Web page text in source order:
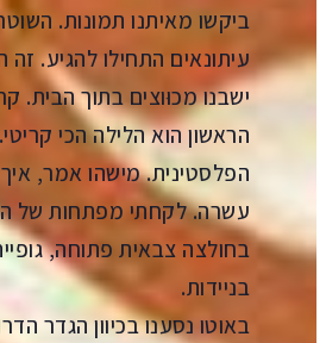
ביקשו מאיתנו תמונות.
עיתונאים התחילו להגיע.
ישבנו מכוּוצים בתוך הבית.
הראשון הוא הלילה הכי
הפלסטינית. מישהו אמר,
עשרה. לקחתי מפתחות של
בחולצה צבאית פתוחה,
בניידות.
באוטו נסענו בכיוון הגדר